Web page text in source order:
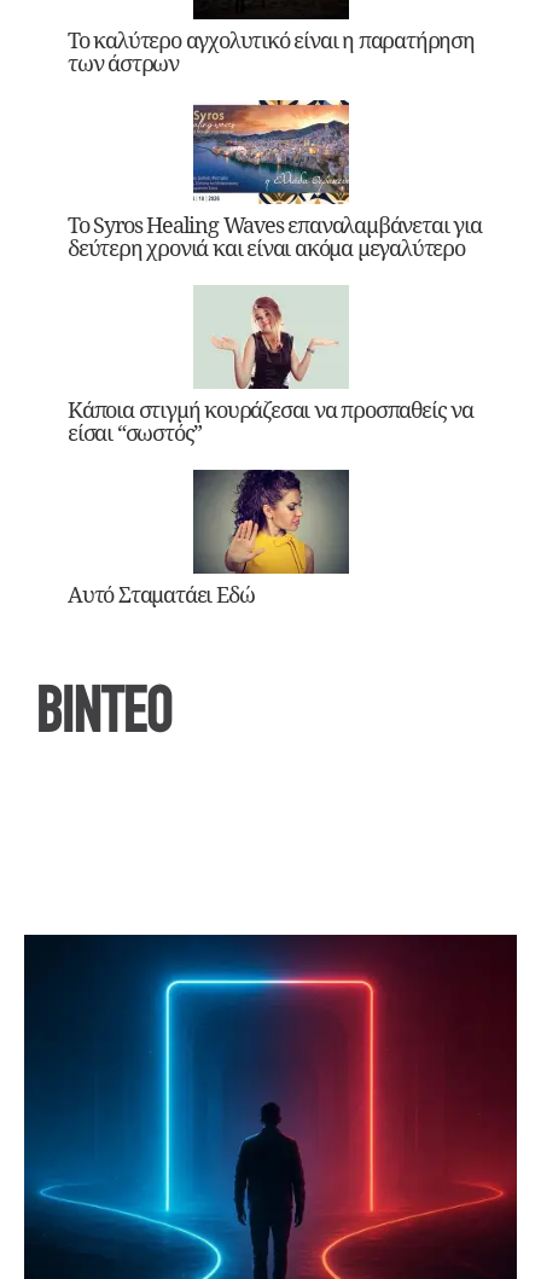
Το καλύτερο αγχολυτικό είναι η παρατήρηση
των άστρων
Το Syros Healing Waves επαναλαμβάνεται για
δεύτερη χρονιά και είναι ακόμα μεγαλύτερο
Κάποια στιγμή κουράζεσαι να προσπαθείς να
είσαι “σωστός”
Αυτό Σταματάει Εδώ
ΒΙΝΤΕΟ